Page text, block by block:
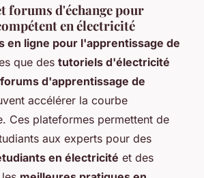
forums d'échange pour
en électricité
en ligne pour l'apprentissage de
que des tutoriels d'électricité
forums d'apprentissage de
accélérer la courbe
Ces plateformes permettent de
aux experts pour des
en électricité et des